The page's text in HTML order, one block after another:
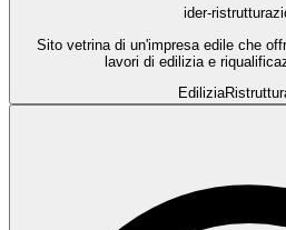
ider-
Sito vetrina di un'impresa edile che
lavori di edilizia e
Edilizia